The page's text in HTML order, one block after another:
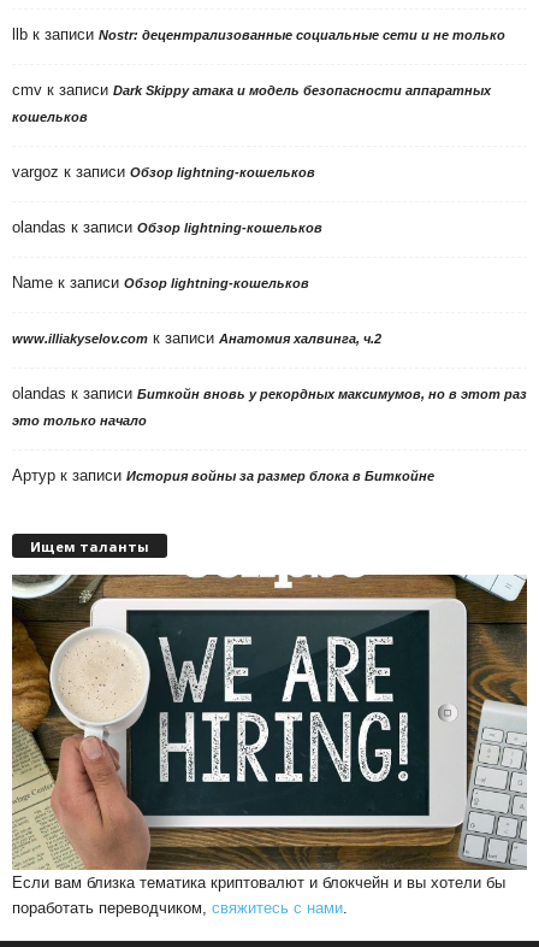
llb к записи Nostr: децентрализованные социальные сети и не только
cmv к записи Dark Skippy атака и модель безопасности аппаратных
кошельков
vargoz к записи Обзор lightning-кошельков
olandas к записи Обзор lightning-кошельков
Name к записи Обзор lightning-кошельков
www.illiakyselov.com к записи Анатомия халвинга, ч.2
olandas к записи Биткойн вновь у рекордных максимумов, но в этот раз
это только начало
Артур к записи История войны за размер блока в Биткойне
Ищем таланты
Если вам близка тематика криптовалют и блокчейн и вы хотели бы
поработать переводчиком, свяжитесь с нами.